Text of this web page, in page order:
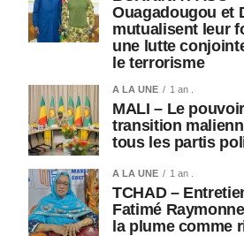
Ouagadougou et
mutualisent leur
une lutte
le terrorisme
A LA UNE 1 an .
MALI – Le
transition
tous les partis
A LA UNE 1 an .
TCHAD –
Fatimé
la plume comme